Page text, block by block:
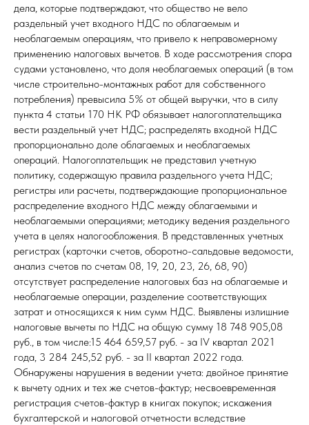
дела, которые подтверждают, что общество не вело
раздельный учет входного НДС по облагаемым и
необлагаемым операциям, что привело к неправомерному
применению налоговых вычетов. В ходе рассмотрения спора
судами установлено, что доля необлагаемых операций (в том
числе строительно-монтажных работ для собственного
потребления) превысила 5% от общей выручки, что в силу
пункта 4 статьи 170 НК РФ обязывает налогоплательщика
вести раздельный учет НДС; распределять входной НДС
пропорционально доле облагаемых и необлагаемых
операций. Налогоплательщик не представил учетную
политику, содержащую правила раздельного учета НДС;
регистры или расчеты, подтверждающие пропорциональное
распределение входного НДС между облагаемыми и
необлагаемыми операциями; методику ведения раздельного
учета в целях налогообложения. В представленных учетных
регистрах (карточки счетов, оборотно-сальдовые ведомости,
анализ счетов по счетам 08, 19, 20, 23, 26, 68, 90)
отсутствует распределение налоговых баз на облагаемые и
необлагаемые операции, разделение соответствующих
затрат и относящихся к ним сумм НДС. Выявлены излишние
налоговые вычеты по НДС на общую сумму 18 748 905,08
руб., в том числе:15 464 659,57 руб. - за IV квартал 2021
года, 3 284 245,52 руб. - за II квартал 2022 года.
Обнаружены нарушения в ведении учета: двойное принятие
к вычету одних и тех же счетов-фактур; несвоевременная
регистрация счетов-фактур в книгах покупок; искажения
бухгалтерской и налоговой отчетности вследствие